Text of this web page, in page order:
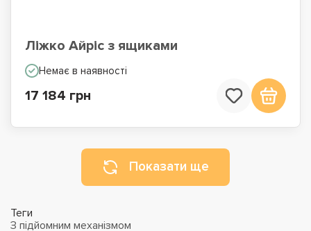
Ліжко Айріс з ящиками
Немає в наявності
17 184 грн
Показати ще
Теги
З підйомним механізмом